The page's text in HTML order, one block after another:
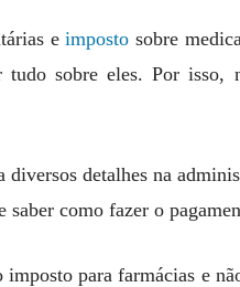
eimposto sobre
tudo sobre eles. Por
diversos detalhes na
como fazer o
para farmácias e